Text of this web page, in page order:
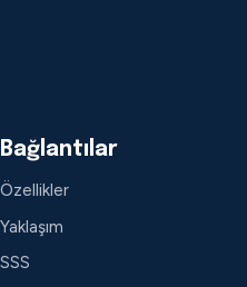
Bağlantılar
Özellikler
Yaklaşım
SSS